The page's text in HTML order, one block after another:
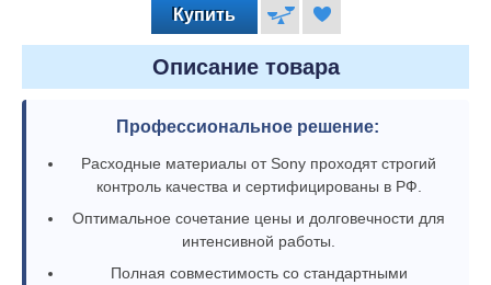
Описание товара
Профессиональное решение:
Расходные материалы от Sony проходят строгий
контроль качества и сертифицированы в РФ.
Оптимальное сочетание цены и долговечности для
интенсивной работы.
Полная совместимость со стандартными